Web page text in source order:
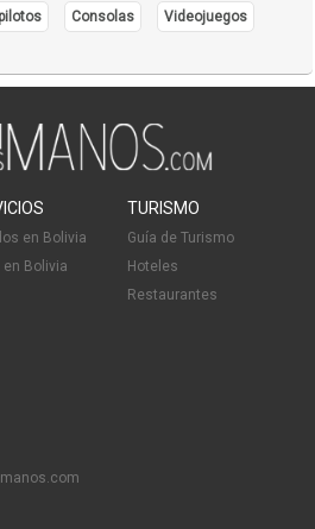
Consolas Videojuegos
en Bolivia
en Bolivia
TURISMO
Guía de Turismo
Hoteles
Restaurantes